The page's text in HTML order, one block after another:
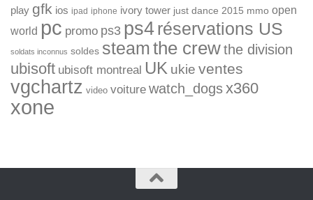
play gfk ios ipad iphone ivory tower just dance 2015 mmo open
world pc promo ps3 ps4réservations US
soldats inconnus soldes steamthe crewthe division
ubisoft ubisoft montreal UK ukie ventes
vgchartz video voiture watch_dogsx360
xone